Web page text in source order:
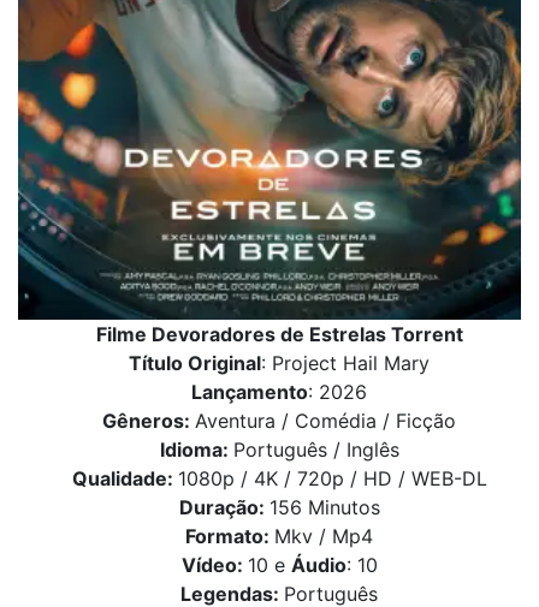
Filme Devoradores de Estrelas Torrent
Título Original: Project Hail Mary
Lançamento: 2026
Gêneros: Aventura / Comédia / Ficção
Idioma: Português / Inglês
Qualidade: 1080p / 4K / 720p / HD / WEB-DL
Duração: 156 Minutos
Formato: Mkv / Mp4
Vídeo: 10 e Áudio: 10
Legendas: Português